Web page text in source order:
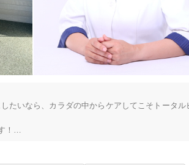
たいなら、カラダの中からケアしてこそトータル
！